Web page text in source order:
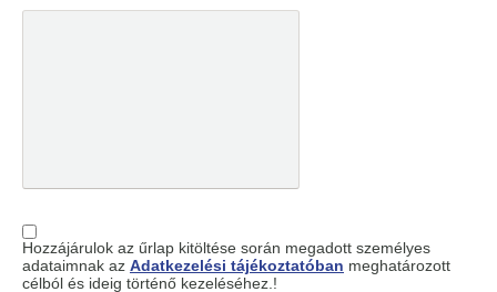
Hozzájárulok az űrlap kitöltése során megadott személyes
adataimnak az Adatkezelési tájékoztatóban meghatározott
célból és ideig történő kezeléséhez.!